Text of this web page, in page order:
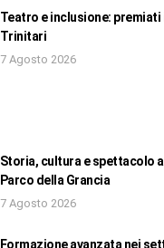
Teatro e inclusione: premiati
Trinitari
7 Agosto 2026
Storia, cultura e spettacolo
Parco della Grancia
7 Agosto 2026
Formazione avanzata nei